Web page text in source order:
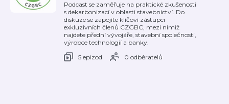
Podcast se zaměřuje na praktické zkušenosti
s dekarbonizací v oblasti stavebnictví. Do
diskuze se zapojíte klíčoví zástupci
exkluzivních členů CZGBC, mezi nimiž
najdete přední vývojáře, stavební společnosti,
výrobce technologií a banky.
5 epizod
0 odběratelů